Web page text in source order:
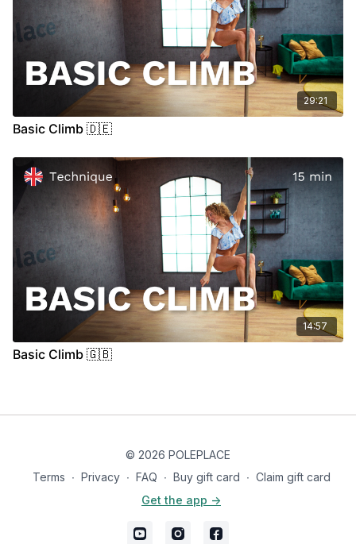
29:21
Basic Climb 🇩🇪
14:57
Basic Climb 🇬🇧
© 2026 POLEPLACE
Terms ∙ Privacy ∙ FAQ ∙ Buy gift card ∙ Claim gift card
Get the app ->